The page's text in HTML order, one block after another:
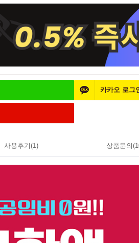
카카오 로그
사용후기(1) 상품문의